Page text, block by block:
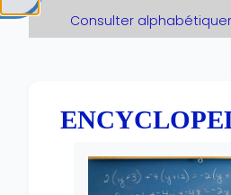
Consulter